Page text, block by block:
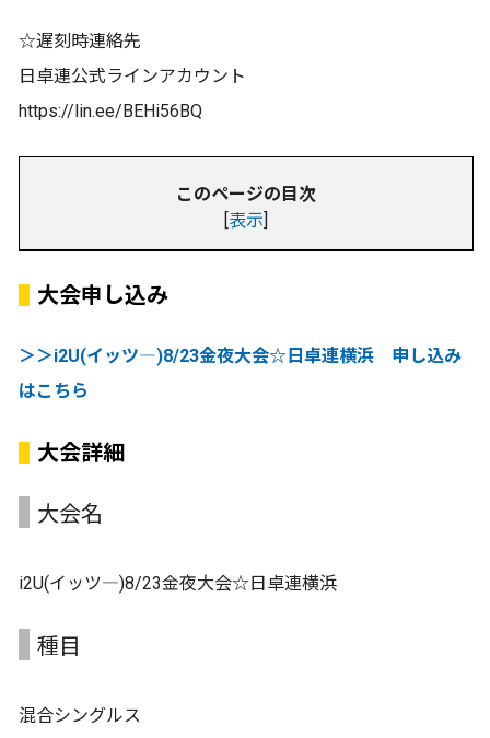
☆遅刻時連絡先
日卓連公式ラインアカウント
https://lin.ee/BEHi56BQ
このページの目次
[表示]
大会申し込み
＞＞i2U(イッツ―)8/23金夜大会☆日卓連横浜 申し込み
はこちら
大会詳細
大会名
i2U(イッツ―)8/23金夜大会☆日卓連横浜
種目
混合シングルス